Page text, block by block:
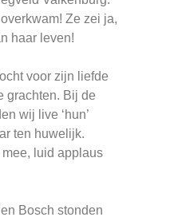
Ze zei ja,
haar leven!
voor zijn liefde
grachten. Bij de
wij live ‘hun’
ten huwelijk.
luid applaus
Bosch stonden